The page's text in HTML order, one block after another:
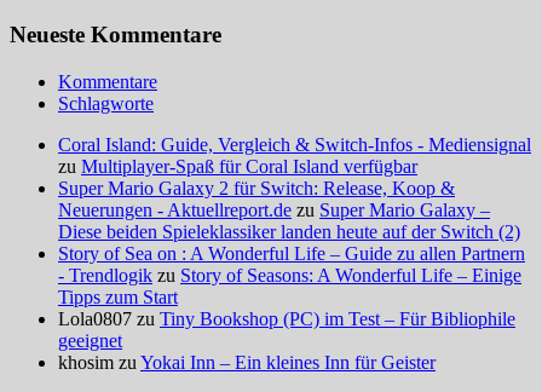
Neueste Kommentare
Kommentare
Schlagworte
Coral Island: Guide, Vergleich & Switch-Infos - Mediensignal
zu Multiplayer-Spaß für Coral Island verfügbar
Super Mario Galaxy 2 für Switch: Release, Koop &
Neuerungen - Aktuellreport.de zu Super Mario Galaxy –
Diese beiden Spieleklassiker landen heute auf der Switch (2)
Story of Sea on : A Wonderful Life – Guide zu allen Partnern
- Trendlogik zu Story of Seasons: A Wonderful Life – Einige
Tipps zum Start
Lola0807 zu Tiny Bookshop (PC) im Test – Für Bibliophile
geeignet
khosim zu Yokai Inn – Ein kleines Inn für Geister